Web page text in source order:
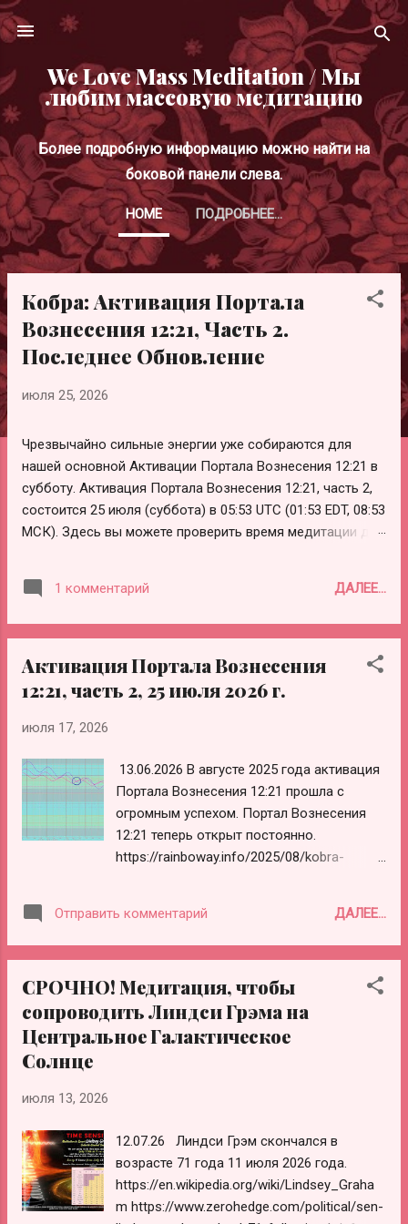
К основному контенту
We Love Mass Meditation / Мы
любим массовую медитацию
Более подробную информацию можно найти на
боковой панели слева.
HOME ПОДРОБНЕЕ…
щ
Кобра: Активация Портала
Вознесения 12:21, Часть 2.
Последнее Обновление
июля 25, 2026
Чрезвычайно сильные энергии уже собираются для
нашей основной Активации Портала Вознесения 12:21 в
субботу. Активация Портала Вознесения 12:21, часть 2,
состоится 25 июля (суббота) в 05:53 UTC (01:53 EDT, 08:53
МСК). Здесь вы можете проверить время медитации для
https://www.timeanddate.com/worldclock/fixedtime.html?
msg=12:21+ASCENSION+PORTAL+ACTIVATION+PART+2&is
Портала Вознесения 12:21, часть 2 (рекомендуемое
время для медитации 20 минут): 1. Используйте свою
собственную технику, чтобы привести себя в
намерение использовать эту медитацию в качестве
Призовите Фиолетовое Пламя из ПервоИсточника,
чтобы создать вокруг себя защитное поле во время и
после медитации. Попросите его трансмутировать всё,
что не служит Свету. 4. Визуализируйте волну
опалесцирующего Голубого Света (переливающегося
1 комментарий ДАЛЕЕ...
Активация Портала Вознесения
12:21, часть 2, 25 июля 2026 г.
июля 17, 2026
13.06.2026 В августе 2025 года активация
Портала Вознесения 12:21 прошла с
огромным успехом. Портал Вознесения
12:21 теперь открыт постоянно.
https://rainboway.info/2025/08/kobra-
года (Третий Луч: Божественный Разум)
стабилизировала планетарную
Вознесения вокруг планеты. Соединение
Юпитера и Венеры наполнило
энергетическую сеть энергиями радости
предвестником добрых вестей и истинной
надежды. Врата 11:11 были открыты в
период с 1992 по 2024 год и являлись
якорем 11-го луча Космической
Отправить комментарий ДАЛЕЕ...
СРОЧНО! Медитация, чтобы
сопроводить Линдси Грэма на
Центральное Галактическое
Солнце
июля 13, 2026
12.07.26 Линдси Грэм скончался в
возрасте 71 года 11 июля 2026 года.
https://en.wikipedia.org/wiki/Lindsey_Graha
m https://www.zerohedge.com/political/sen-